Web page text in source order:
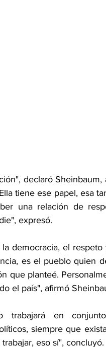
declaró
tiene ese papel, esa
una relación de
expresó.
democracia, el
es el pueblo quien
que planteé.
el país", afirmó
trabajará en
siempre que
eso sí", concluyó.